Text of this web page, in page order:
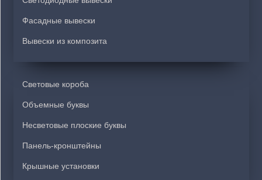
Фасадные вывески
Вывески из композита
Световые короба
Объемные буквы
Несветовые плоские буквы
Панель-кронштейны
Крышные установки